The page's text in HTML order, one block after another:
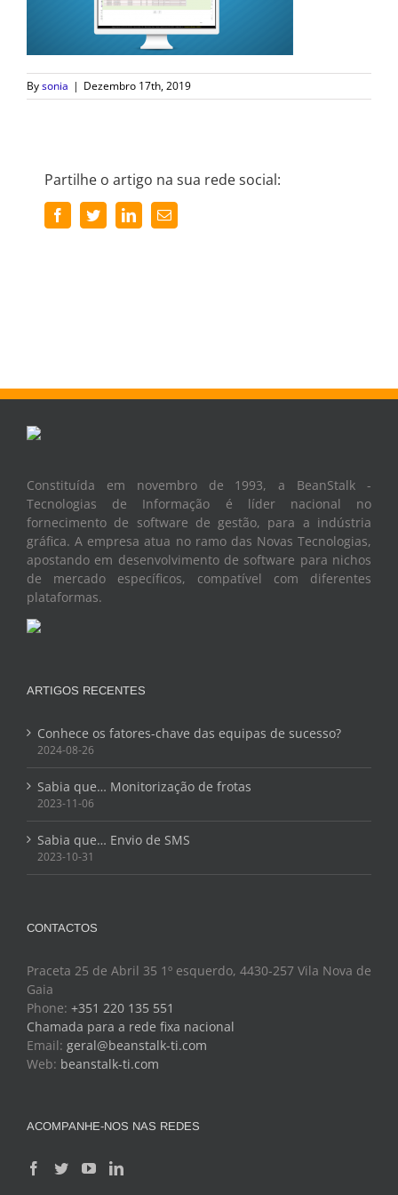
Bysonia | Dezembro 17th, 2019
Partilhe o artigo na sua rede social:
FacebookTwitterLinkedInEmail
(necessário
Constituída em novembro de 1993, a BeanStalk -
Tecnologias de Informação é líder nacional no
fornecimento de software de gestão, para a indústria
gráfica. A empresa atua no ramo das Novas Tecnologias,
apostando em desenvolvimento de software para nichos
de mercado específicos, compatível com diferentes
plataformas.
ARTIGOS RECENTES
Conhece os fatores-chave das equipas de sucesso?
2024-08-26
Sabia que… Monitorização de frotas
2023-11-06
Sabia que… Envio de SMS
2023-10-31
CONTACTOS
Praceta 25 de Abril 35 1º esquerdo, 4430-257 Vila Nova de
Gaia
Phone: +351 220 135 551
Chamada para a rede fixa nacional
Email: geral@beanstalk-ti.com
Web: beanstalk-ti.com
ACOMPANHE-NOS NAS REDES